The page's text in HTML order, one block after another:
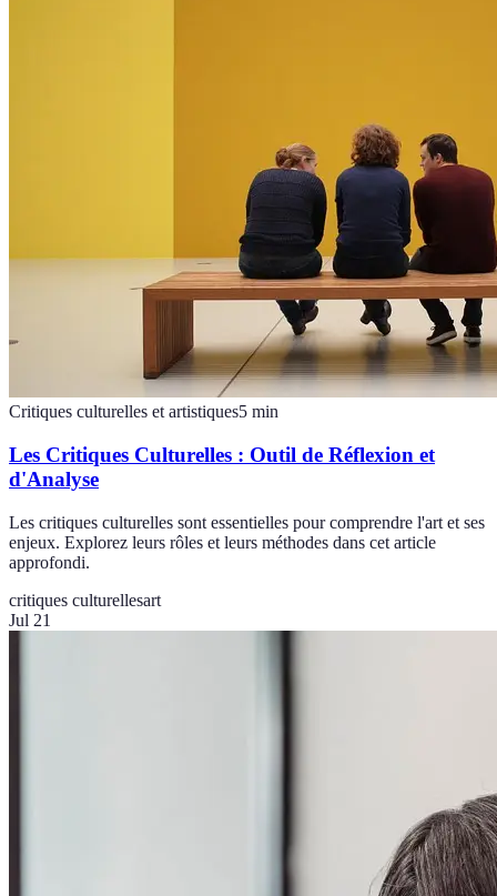
Critiques culturelles et artistiques5 min
Les Critiques Culturelles : Outil de Réflexion et
d'Analyse
Les critiques culturelles sont essentielles pour comprendre l'art et ses
enjeux. Explorez leurs rôles et leurs méthodes dans cet article
approfondi.
critiques culturellesart
Jul 21